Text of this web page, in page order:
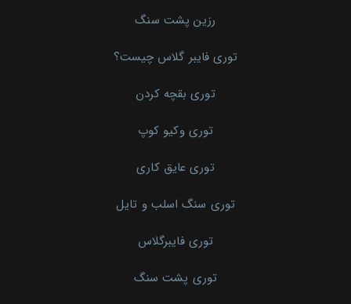
رزین پشت سنگ
توری فایبر گلاس چیست؟
توری بقچه کردن
توری وکیو کوپ
توری عایق کاری
توری سنگ اسلب و تایل
توری فایبرگلاس
توری پشت سنگ